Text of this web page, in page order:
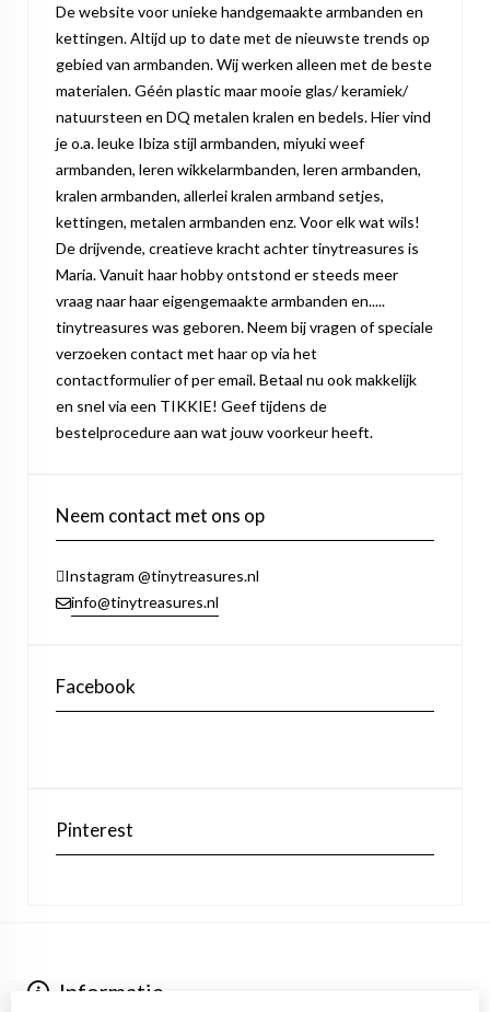
De website voor unieke handgemaakte armbanden en
kettingen. Altijd up to date met de nieuwste trends op
gebied van armbanden. Wij werken alleen met de beste
materialen. Géén plastic maar mooie glas/ keramiek/
natuursteen en DQ metalen kralen en bedels. Hier vind
je o.a. leuke Ibiza stijl armbanden, miyuki weef
armbanden, leren wikkelarmbanden, leren armbanden,
kralen armbanden, allerlei kralen armband setjes,
kettingen, metalen armbanden enz. Voor elk wat wils!
De drijvende, creatieve kracht achter tinytreasures is
Maria. Vanuit haar hobby ontstond er steeds meer
vraag naar haar eigengemaakte armbanden en.....
tinytreasures was geboren. Neem bij vragen of speciale
verzoeken contact met haar op via het
contactformulier of per email. Betaal nu ook makkelijk
en snel via een TIKKIE! Geef tijdens de
bestelprocedure aan wat jouw voorkeur heeft.
Neem contact met ons op
Instagram @tinytreasures.nl
info@tinytreasures.nl
Facebook
Pinterest
Informatie